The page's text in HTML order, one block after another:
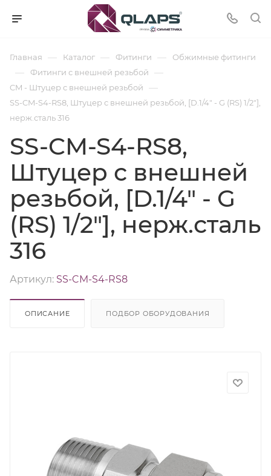
Главная — Каталог — Фитинги — Обжимные фитинги
— Фитинги с внешней резьбой —
CM - Штуцер с внешней резьбой —
SS-CM-S4-RS8, Штуцер с внешней резьбой, [D.1/4" - G (RS) 1/2"],
нерж.сталь 316
SS-CM-S4-RS8,
Штуцер с внешней
резьбой, [D.1/4" - G
(RS) 1/2"], нерж.сталь
316
Артикул: SS-CM-S4-RS8
ОПИСАНИЕ ПОДБОР ОБОРУДОВАНИЯ